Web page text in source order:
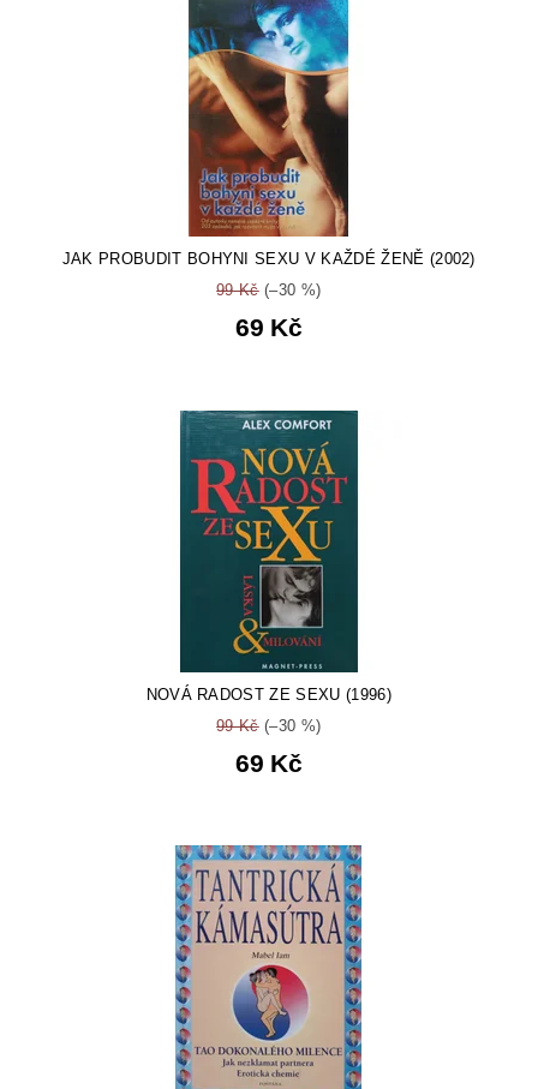
JAK PROBUDIT BOHYNI SEXU V KAŽDÉ ŽENĚ (2002)
99 Kč(–30 %)
69 Kč
NOVÁ RADOST ZE SEXU (1996)
99 Kč(–30 %)
69 Kč